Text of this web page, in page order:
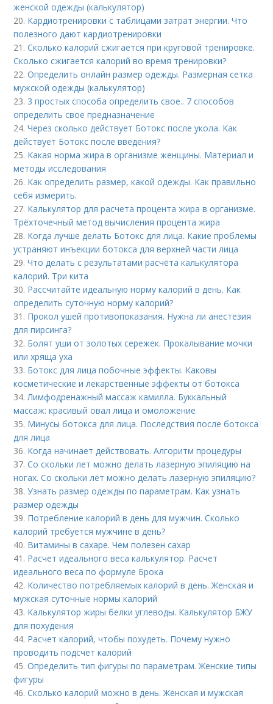
женской одежды (калькулятор)
20. Кардиотренировки с таблицами затрат энергии. Что
полезного дают кардиотренировки
21.Сколько калорий сжигается при круговой тренировке.
Сколько сжигается калорий во время тренировки?
22.Определить онлайн размер одежды. Размерная сетка
мужской одежды (калькулятор)
23. 3 простых способа определить свое.. 7 способов
определить свое предназначение
24.Через сколько действует Ботокс после укола. Как
действует Ботокс после введения?
25. Какая норма жира в организме женщины. Материал и
методы исследования
26. Как определить размер, какой одежды. Как правильно
себя измерить.
27. Калькулятор для расчета процента жира в организме.
Трёхточечный метод вычисления процента жира
28. Когда лучше делать Ботокс для лица. Какие проблемы
устраняют инъекции ботокса для верхней части лица
29.Что делать с результатами расчёта калькулятора
калорий. Три кита
30. Рассчитайте идеальную норму калорий в день. Как
определить суточную норму калорий?
31. Прокол ушей противопоказания. Нужна ли анестезия
для пирсинга?
32. Болят уши от золотых сережек. Прокалывание мочки
или хряща уха
33. Ботокс для лица побочные эффекты. Каковы
косметические и лекарственные эффекты от ботокса
34.Лимфодренажный массаж камилла. Буккальный
массаж: красивый овал лица и омоложение
35. Минусы ботокса для лица. Последствия после ботокса
для лица
36. Когда начинает действовать. Алгоритм процедуры
37.Со скольки лет можно делать лазерную эпиляцию на
ногах. Со скольки лет можно делать лазерную эпиляцию?
38.Узнать размер одежды по параметрам. Как узнать
размер одежды
39. Потребление калорий в день для мужчин. Сколько
калорий требуется мужчине в день?
40. Витамины в сахаре. Чем полезен сахар
41. Расчет идеального веса калькулятор. Расчет
идеального веса по формуле Брока
42. Количество потребляемых калорий в день. Женская и
мужская суточные нормы калорий
43. Калькулятор жиры белки углеводы. Калькулятор БЖУ
для похудения
44. Расчет калорий, чтобы похудеть. Почему нужно
проводить подсчет калорий
45.Определить тип фигуры по параметрам. Женские типы
фигуры
46.Сколько калорий можно в день. Женская и мужская